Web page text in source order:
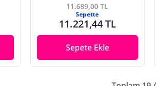
11.689,00 TL
Sepette
11.221,44 TL
Sepete Ekle